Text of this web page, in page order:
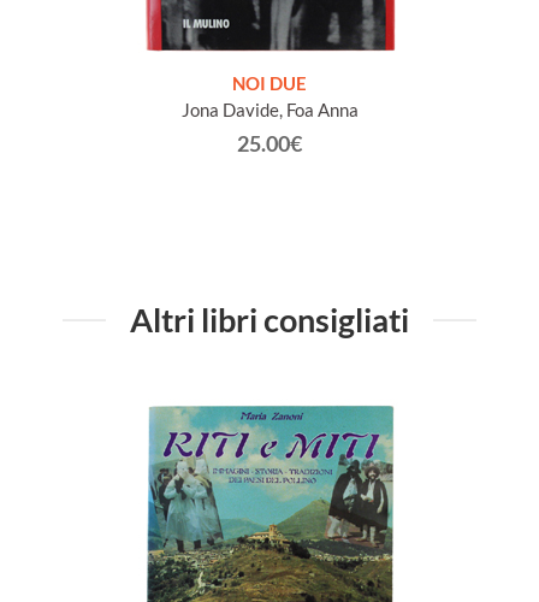
NOI DUE
Jona Davide, Foa Anna
25.00€
Altri libri consigliati